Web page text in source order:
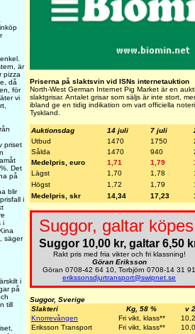
är
pizza
då
för
vi
priset
Det
på
blir
i
i
säger
i
på
till
Priserna på slaktsvin vid ISNs internetauktion
North-West German Internet Pig Market är en
slaktgrisar. Antalet grisar som säljs är inte stort,
ibland ge en tidig indikation om vart officiella
Tyskland.
Auktionsdag 14 juli 7 juli
Utbud
1470 1750
Sålda
1470 940
Medelpris, euro
1,71 1,79
Lägst
1,70 1,78
Högst
1,72 1,79
Medelpris, skr
14,34 17,23
Suggor, galtar
Suggor 10,00 kr, galtar 6,50
Rakt pris med fria vikter och fri klassning!
Göran Eriksson
Göran 0708-42 64 10, Torbjörn 0708-14 31 91
erikssonsdjurtransport@swipnet.se
Suggor, Sverige
Slakteri
Kg, 58 %
v
Knorrevången
Fri vikt, klass**
Eriksson Transport
Fri vikt, klass**